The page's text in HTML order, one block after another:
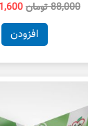
88,000تومان
افزودن
111,200 تومان
بود.